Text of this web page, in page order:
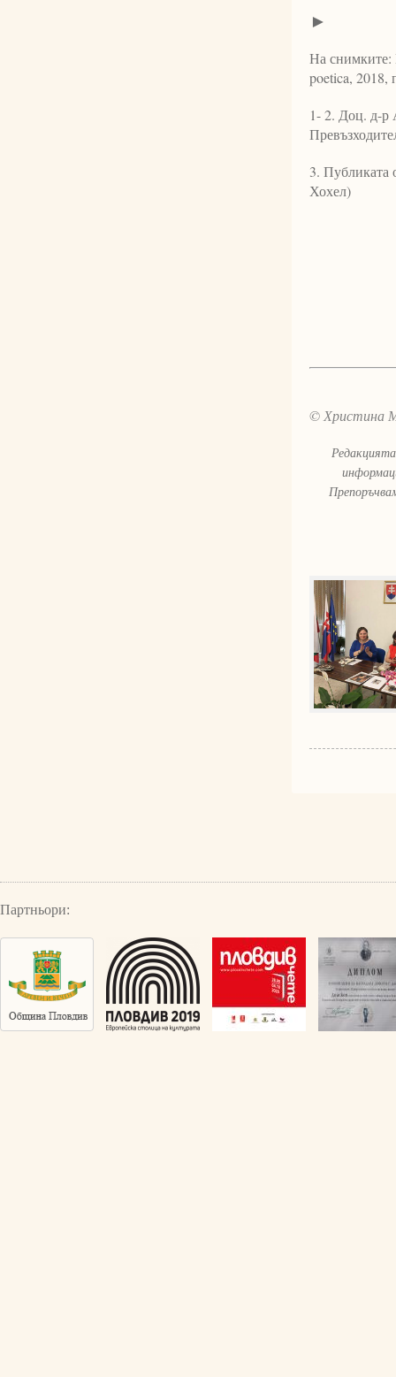
►
На снимките:
poetica, 2018,
1- 2. Доц. д-р
3. Публиката
Хохел)
© Христина
Партньори: